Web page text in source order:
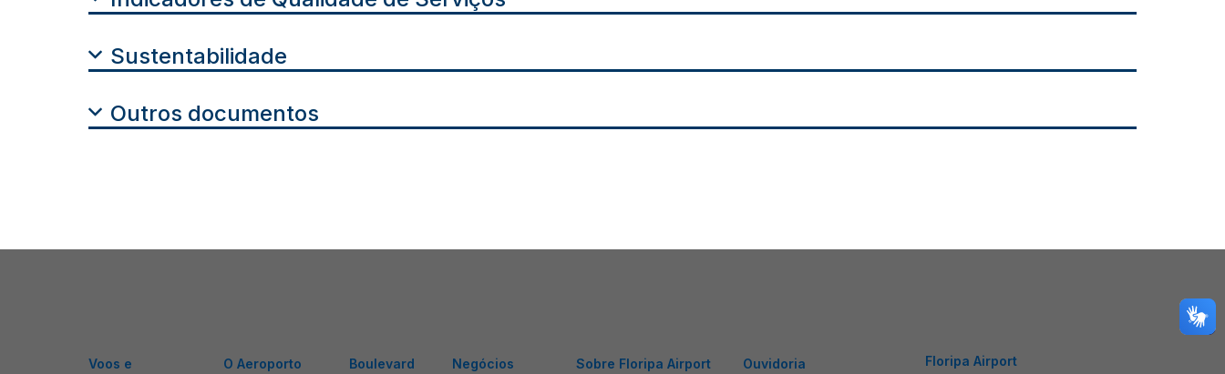
Sustentabilidade
Outros documentos
Voos e
O Aeroporto
Boulevard
Negócios Sobre Floripa Airport Ouvidoria
Floripa Airport